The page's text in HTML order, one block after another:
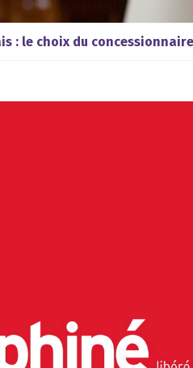
: le choix du